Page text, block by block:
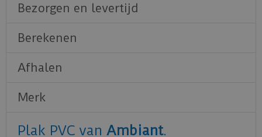
Bezorgen en levertijd
Berekenen
Afhalen
Merk
Plak PVC van Ambiant.